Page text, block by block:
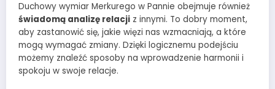
Duchowy wymiar Merkurego w Pannie obejmuje również
świadomą analizę relacji z innymi. To dobry moment,
aby zastanowić się, jakie więzi nas wzmacniają, a które
mogą wymagać zmiany. Dzięki logicznemu podejściu
możemy znaleźć sposoby na wprowadzenie harmonii i
spokoju w swoje relacje.